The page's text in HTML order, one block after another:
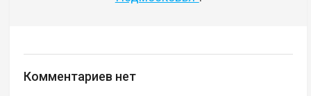
Комментариев нет